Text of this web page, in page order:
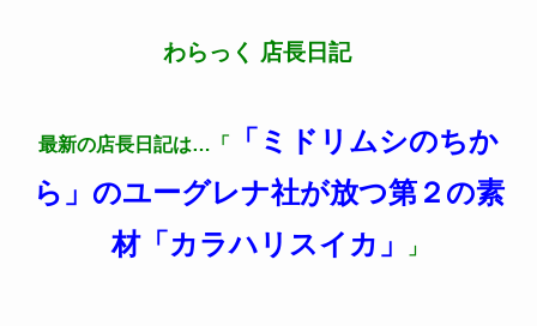
わらっく 店長日記
最新の店長日記は…「
「ミドリムシのちか
ら」のユーグレナ社が放つ第２の素
材「カラハリスイカ」
」